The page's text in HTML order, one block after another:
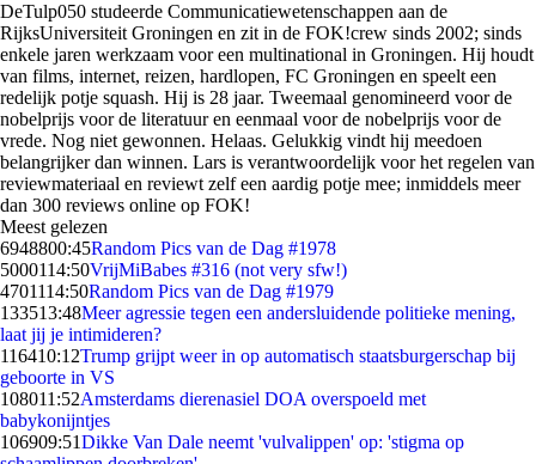
DeTulp050 studeerde Communicatiewetenschappen aan de
RijksUniversiteit Groningen en zit in de FOK!crew sinds 2002; sinds
enkele jaren werkzaam voor een multinational in Groningen. Hij houdt
van films, internet, reizen, hardlopen, FC Groningen en speelt een
redelijk potje squash. Hij is 28 jaar. Tweemaal genomineerd voor de
nobelprijs voor de literatuur en eenmaal voor de nobelprijs voor de
vrede. Nog niet gewonnen. Helaas. Gelukkig vindt hij meedoen
belangrijker dan winnen. Lars is verantwoordelijk voor het regelen van
reviewmateriaal en reviewt zelf een aardig potje mee; inmiddels meer
dan 300 reviews online op FOK!
Meest gelezen
6948800:45Random Pics van de Dag #1978
5000114:50VrijMiBabes #316 (not very sfw!)
4701114:50Random Pics van de Dag #1979
133513:48Meer agressie tegen een andersluidende politieke mening,
laat jij je intimideren?
116410:12Trump grijpt weer in op automatisch staatsburgerschap bij
geboorte in VS
108011:52Amsterdams dierenasiel DOA overspoeld met
babykonijntjes
106909:51Dikke Van Dale neemt 'vulvalippen' op: 'stigma op